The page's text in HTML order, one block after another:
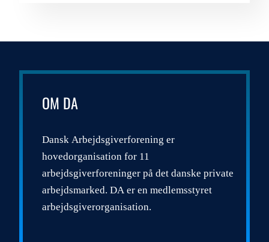
OM DA
Dansk Arbejdsgiverforening er
hovedorganisation for 11
arbejdsgiverforeninger på det danske private
arbejdsmarked. DA er en medlemsstyret
arbejdsgiverorganisation.